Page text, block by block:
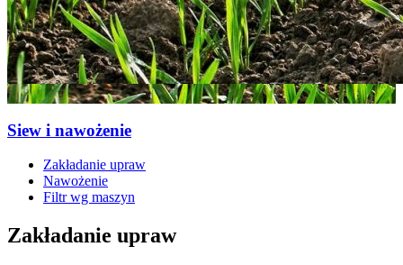
Siew i nawożenie
Zakładanie upraw
Nawożenie
Filtr wg maszyn
Zakładanie upraw